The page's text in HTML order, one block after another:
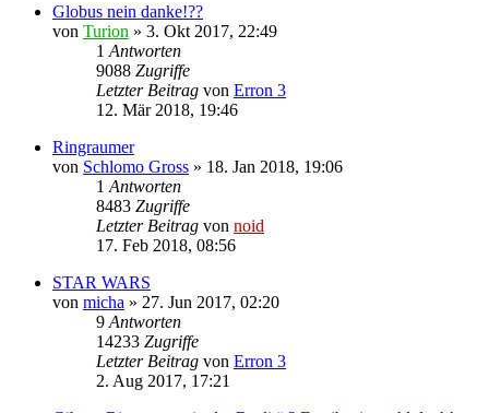
Globus nein danke!??
von Turion » 3. Okt 2017, 22:49
1 Antworten
9088 Zugriffe
Letzter Beitrag von Erron 3
12. Mär 2018, 19:46
Ringraumer
von Schlomo Gross » 18. Jan 2018, 19:06
1 Antworten
8483 Zugriffe
Letzter Beitrag von noid
17. Feb 2018, 08:56
STAR WARS
von micha » 27. Jun 2017, 02:20
9 Antworten
14233 Zugriffe
Letzter Beitrag von Erron 3
2. Aug 2017, 17:21